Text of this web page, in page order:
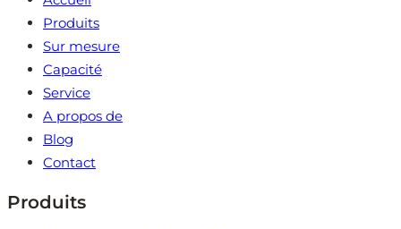
Produits
Sur mesure
Capacité
Service
A propos de
Blog
Contact
Produits